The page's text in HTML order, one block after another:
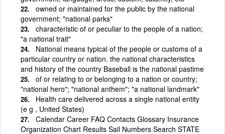
owned or maintained for the public by the national
government; "national parks"
characteristic of or peculiar to the people of a nation;
"a national trait"
National means typical of the people or customs of a
particular country or nation. the national characteristics
and history of the country Baseball is the national pastime
of or relating to or belonging to a nation or country;
"national hero"; "national anthem"; "a national landmark"
Health care delivered across a single national entity
(e g , United States)
Calendar Career FAQ Contacts Glossary Insurance
Organization Chart Results Sail Numbers Search STATE